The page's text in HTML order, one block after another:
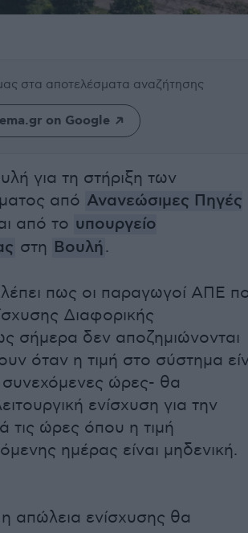
στα αποτελέσματα αναζήτησης
on Google
για τη στήριξη των
από Ανανεώσιμες Πηγές
από το υπουργείο
στη Βουλή.
πως οι παραγωγοί ΑΠΕ
Διαφορικής
σήμερα δεν αποζημιώνονται
όταν η τιμή στο σύστημα
ώρες- θα
ενίσχυση για την
τις ώρες όπου η τιμή
ημέρας είναι μηδενική.
απώλεια ενίσχυσης θα